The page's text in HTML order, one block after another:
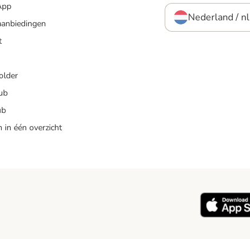
in één overzicht
Nederland / nl